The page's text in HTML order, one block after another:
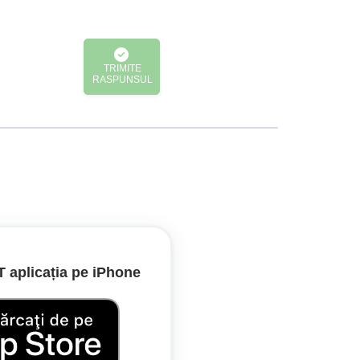
TRIMITE
RASPUNSUL
aplicația pe iPhone